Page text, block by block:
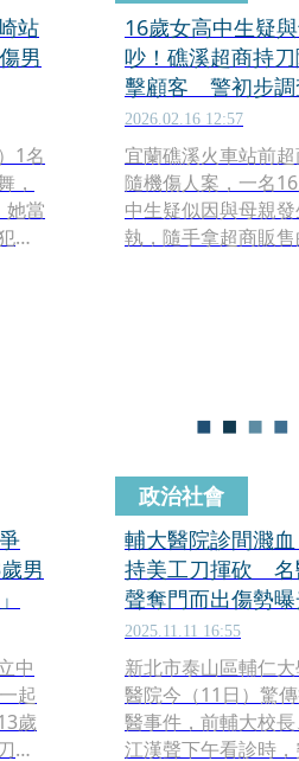
站
男
1名
，
她當
逮
16歲女高中生疑
吵！礁溪超商持
擊顧客 警初步調
光：為台中人
2026.02.16 12:57
宜蘭礁溪火車站前
隨機傷人案，一名
中生疑似因與母親
執，隨手拿超商販售
男
中
起
歲
割
政治社會
輔大醫院診間濺血
持美工刀揮砍 名
聲奪門而出傷勢
2025.11.11 16:55
新北市泰山區輔仁
醫院今（11日）驚
醫事件，前輔大校
江漢聲下午看診時